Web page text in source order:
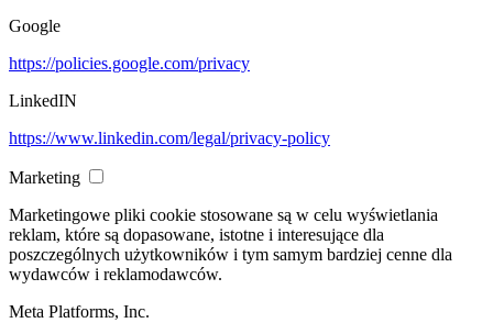
Google
https://policies.google.com/privacy
LinkedIN
https://www.linkedin.com/legal/privacy-policy
Marketing
Marketingowe pliki cookie stosowane są w celu wyświetlania
reklam, które są dopasowane, istotne i interesujące dla
poszczególnych użytkowników i tym samym bardziej cenne dla
wydawców i reklamodawców.
Meta Platforms, Inc.